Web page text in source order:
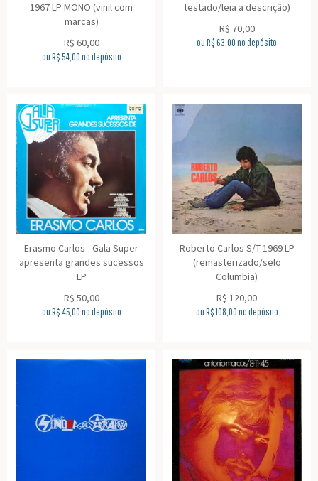
1967 LP MONO (vinil com
marcas)
R$ 60,00
ou R$54,00no depósito
testado/leia a descrição)
R$ 70,00
ou R$63,00no depósito
Erasmo Carlos - Gala Super
apresenta grandes sucessos
LP
R$ 50,00
ou R$ 45,00no depósito
Roberto Carlos S/T 1969 LP
(remasterizado/selo
Columbia)
R$ 120,00
ou R$108,00no depósito